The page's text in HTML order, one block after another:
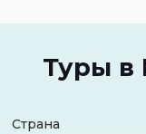
Туры в
Страна